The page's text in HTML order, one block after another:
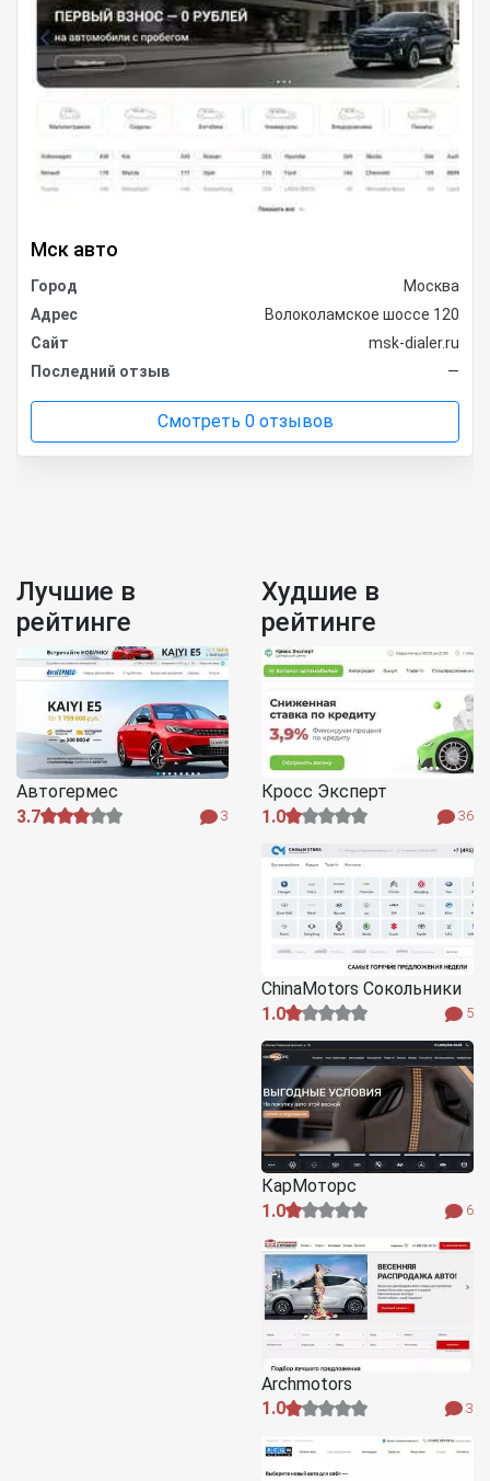
Мск авто
Город
Москва
Адрес
Волоколамское шоссе 120
Сайт
msk-dialer.ru
Последний отзыв
—
Смотреть 0 отзывов
Лучшие в
рейтинге
Автогермес
3.7
3
Худшие в
рейтинге
Кросс Эксперт
1.0
36
ChinaMotors Сокольники
1.0
5
КарМоторс
1.0
6
Archmotors
1.0
3